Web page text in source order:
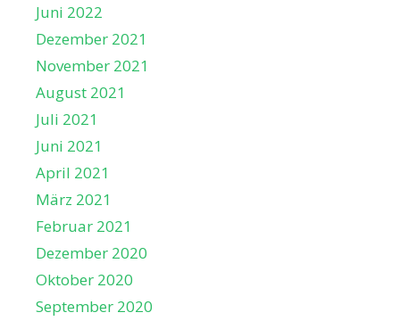
Juni 2022
Dezember 2021
November 2021
August 2021
Juli 2021
Juni 2021
April 2021
März 2021
Februar 2021
Dezember 2020
Oktober 2020
September 2020